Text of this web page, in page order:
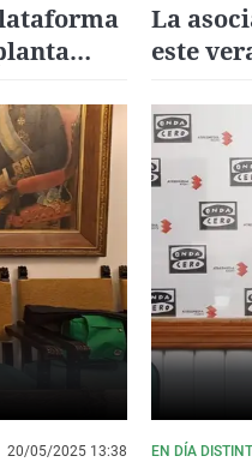
La
este
20/05/2025 13:38 EN DÍA